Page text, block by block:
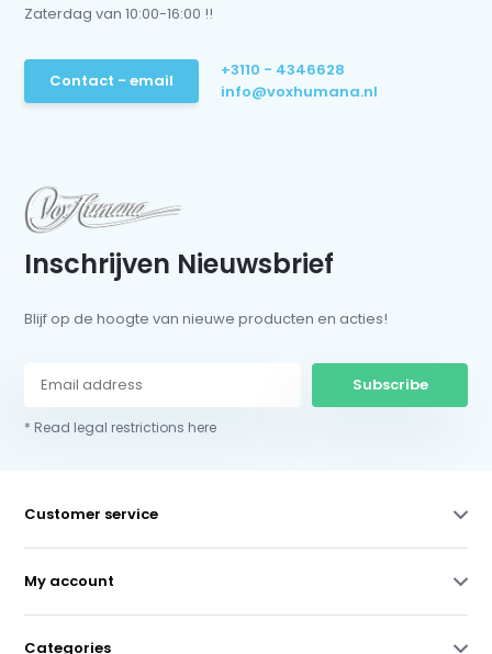
Zaterdag van 10:00-16:00 !!
Contact - email
+3110 - 4346628
info@voxhumana.nl
Inschrijven Nieuwsbrief
Blijf op de hoogte van nieuwe producten en acties!
Subscribe
* Read legal restrictions here
Customer service
My account
Categories